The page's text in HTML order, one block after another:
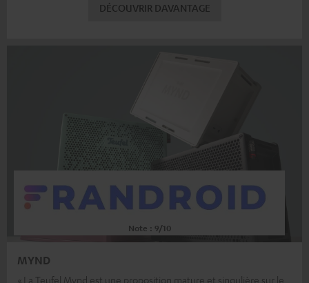
DÉCOUVRIR DAVANTAGE
Note : 9/10
MYND
« La Teufel Mynd est une proposition mature et singulière sur le